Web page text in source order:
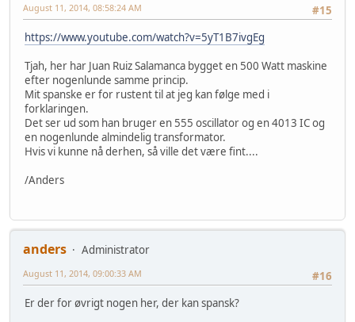
#15
August 11, 2014, 08:58:24 AM
https://www.youtube.com/watch?v=5yT1B7ivgEg
Tjah, her har Juan Ruiz Salamanca bygget en 500 Watt maskine
efter nogenlunde samme princip.
Mit spanske er for rustent til at jeg kan følge med i
forklaringen.
Det ser ud som han bruger en 555 oscillator og en 4013 IC og
en nogenlunde almindelig transformator.
Hvis vi kunne nå derhen, så ville det være fint....
/Anders
anders
Administrator
#16
August 11, 2014, 09:00:33 AM
Er der for øvrigt nogen her, der kan spansk?